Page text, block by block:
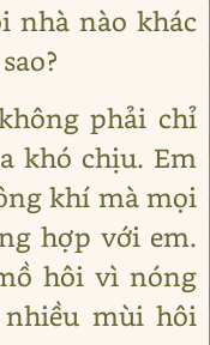
nhà nào khác
phải chỉ
khó chịu. Em
khí mà mọi
hợp với em.
hôi vì nóng
mùi hôi